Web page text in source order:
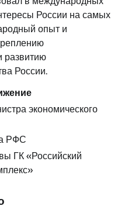
России на самых
опыт и
развитию
России.
экономического
РФС
ГК «Российский